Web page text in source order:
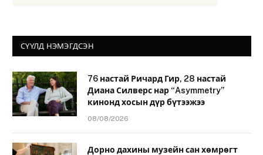
СҮҮЛД НЭМЭГДСЭН
76 настай Ричард Гир, 28 настай
Диана Силверс нар “Asymmetry”
кинонд хосын дүр бүтээжээ
08/08/2026
Дорно дахины музейн сан хөмрөгт